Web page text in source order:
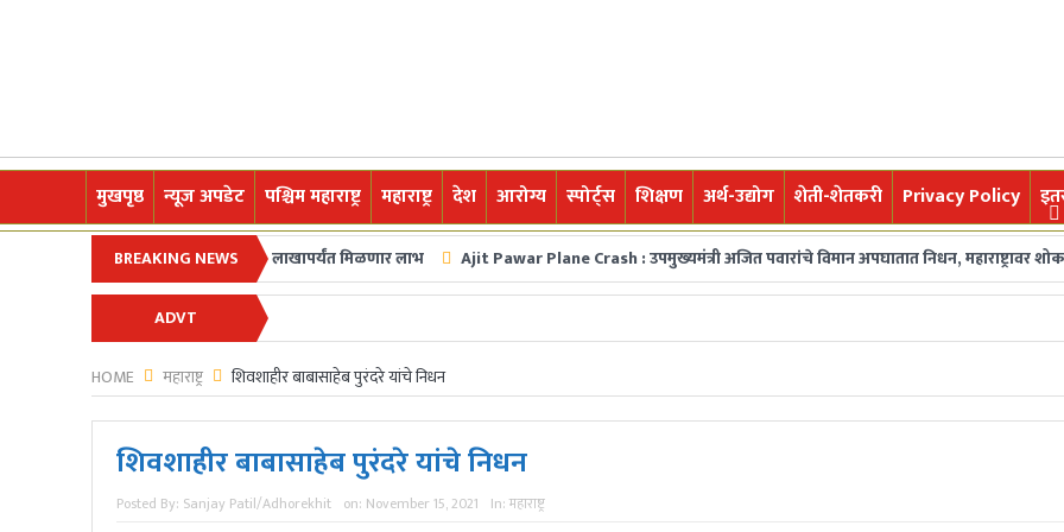
मुखपृष्ठ न्यूज अपडेट पश्चिम महाराष्ट्र महाराष्ट्र देश आरोग्य स्पोर्ट्स शिक्षण अर्थ-उद्योग शेती-शेतकरी Privacy Policy
BREAKING NEWS
कर्जमाफीची घोषणा; २ लाखापर्यंत मिळणार लाभ Ajit Pawar Plane Crash : उपमुख्यमंत्री अजित पवारांचे विमान अपघातात निधन, महाराष्ट्रावर शोककळा
टीम इंडियाने घेतला बदला अन् चॅम्पियन्स ट्रॉफी अंतिम फेरीत धडक
ADVT
आहे.अधोरेखित च्या माध्यमातून अगदी ग्रामीण स्तरापासून ते देशविदेशातील ताज्या घडामोडी,महत्त्वाच्या बातम्या, ब्रेकिंग न्यूज वाचकांपर्यंत नि:पक्ष व निर्भीडपणे
HOME महाराष्ट्र शिवशाहीर बाबासाहेब पुरंदरे यांचे निधन
शिवशाहीर बाबासाहेब पुरंदरे यांचे निधन
Posted By: Sanjay Patil/Adhorekhit on: November 15, 2021 In: महाराष्ट्र